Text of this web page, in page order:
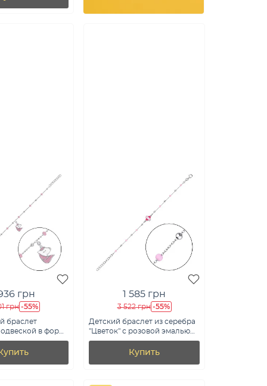
грн
грн -55%
браслет
в форме
камней (арт.
1 585 грн
3 522 грн -55%
Детский браслет из серебра
"Цветок" с розовой эмалью
(арт. 7509/3925ер)
Купить